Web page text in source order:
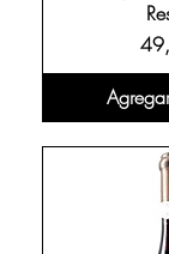
boca
vino